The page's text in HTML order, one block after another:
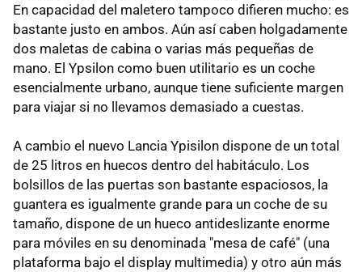
En capacidad del maletero tampoco difieren mucho: es
bastante justo en ambos. Aún así caben holgadamente
dos maletas de cabina o varias más pequeñas de
mano. El Ypsilon como buen utilitario es un coche
esencialmente urbano, aunque tiene suficiente margen
para viajar si no llevamos demasiado a cuestas.
A cambio el nuevo Lancia Ypisilon dispone de un total
de 25 litros en huecos dentro del habitáculo. Los
bolsillos de las puertas son bastante espaciosos, la
guantera es igualmente grande para un coche de su
tamaño, dispone de un hueco antideslizante enorme
para móviles en su denominada "mesa de café" (una
plataforma bajo el display multimedia) y otro aún más